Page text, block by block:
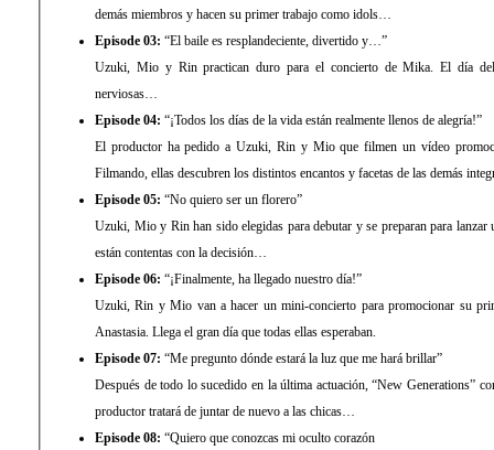
demás miembros y hacen su primer trabajo como idols…
Episode 03: “El baile es resplandeciente, divertido y…”
Uzuki, Mio y Rin practican duro para el concierto de Mika. El día
nerviosas…
Episode 04: “¡Todos los días de la vida están realmente llenos de alegría!”
El productor ha pedido a Uzuki, Rin y Mio que filmen un vídeo
Filmando, ellas descubren los distintos encantos y facetas de las demás
Episode 05: “No quiero ser un florero”
Uzuki, Mio y Rin han sido elegidas para debutar y se preparan para
están contentas con la decisión…
Episode 06: “¡Finalmente, ha llegado nuestro día!”
Uzuki, Rin y Mio van a hacer un mini-concierto para promocionar su
Anastasia. Llega el gran día que todas ellas esperaban.
Episode 07: “Me pregunto dónde estará la luz que me hará brillar”
Después de todo lo sucedido en la última actuación, “New Generations”
productor tratará de juntar de nuevo a las chicas…
Episode 08: “Quiero que conozcas mi oculto corazón